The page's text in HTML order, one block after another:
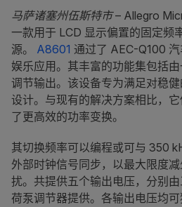
马萨诸塞州伍斯特市– Allegro
一款用于 LCD 显示偏置的固定频
源。 A8601 通过了 AEC-Q100
娱乐应用。其丰富的功能集包括
调节输出。该设备专为满足对稳
设计。与现有的解决方案相比，
了更高效的功率变换。
其切换频率可以编程或可与 350
外部时钟信号同步，以最大限度
扰。共提供五个输出电压，分别
荷泵调节器提供。各输出电压均